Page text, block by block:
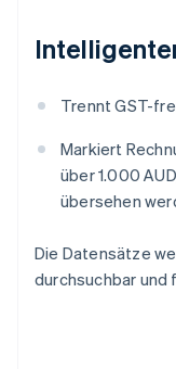
Trennt GST-
Markiert
über 1.000
übersehen
Die Datensätze
durchsuchbar und